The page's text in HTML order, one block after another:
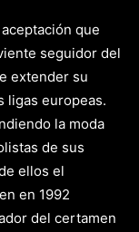
que
seguidor del
extender su
ligas europeas.
la moda
de sus
ellos el
en 1992
del certamen